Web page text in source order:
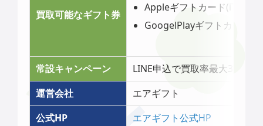
買取可能なギフト券
Appleギフトカード(iTunes
GoogelPlayギフトカード
常設キャンペーン
LINE申込で買取率最大3％ア
運営会社
エアギフト
公式HP
エアギフト公式HP